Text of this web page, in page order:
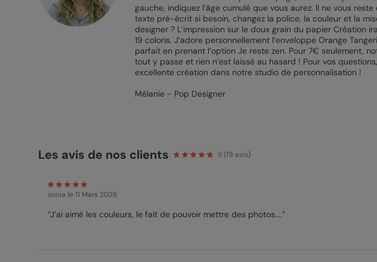
gauche, indiquez l’âge cumulé que vous aurez. Il ne vous
texte pré-écrit si besoin, changez la police, la couleur et la
designer ? L’impression sur le doux grain du papier Création
19 coloris. J’adore personnellement l’enveloppe Orange
parfait en prenant l’option Je reste zen. Pour 7€ seulement,
tout y passe et rien n’est laissé au hasard ! Pour vos
excellente création dans notre studio de personnalisation !
Mélanie - Pop Designer
Les avis de nos clients 5(19 avis)
sonia le 11 Mars 2026
“J’ai aimé les couleurs, le fait de pouvoir mettre des photos....”